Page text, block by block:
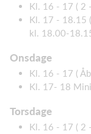
Kl. 16 - 17 ( 2
Kl. 17 - 18.15
kl. 18.00-
Onsdage
Kl. 16 - 17 (
Kl. 17- 18
Torsdage
Kl. 16 - 17 ( 2